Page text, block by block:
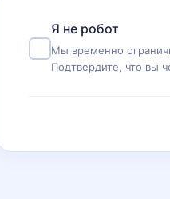
Я не робот
Мы временно
Подтвердите, что вы